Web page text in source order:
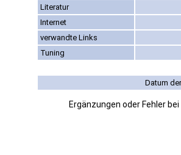
Literatur
Internet
verwandte Links
Tuning
Datum
Ergänzungen oder Fehler